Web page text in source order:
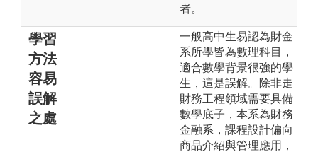
者。
學習
方法
容易
誤解
之處
一般高中生易認為財金
系所學皆為數理科目，
適合數學背景很強的學
生，這是誤解。除非走
財務工程領域需要具備
數學底子，本系為財務
金融系，課程設計偏向
商品介紹與管理應用，